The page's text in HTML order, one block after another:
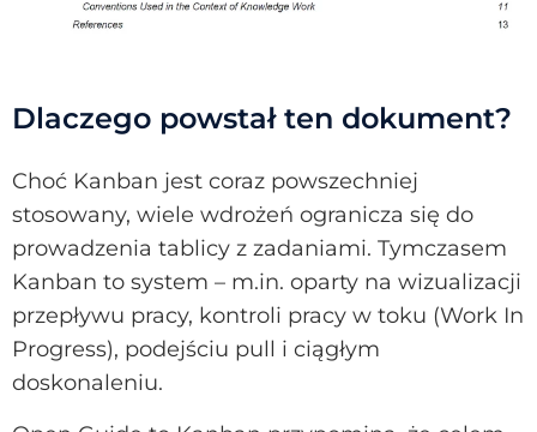
Dlaczego powstał ten dokument?
Choć Kanban jest coraz powszechniej
stosowany, wiele wdrożeń ogranicza się do
prowadzenia tablicy z zadaniami. Tymczasem
Kanban to system – m.in. oparty na wizualizacji
przepływu pracy, kontroli pracy w toku (Work In
Progress), podejściu pull i ciągłym
doskonaleniu.